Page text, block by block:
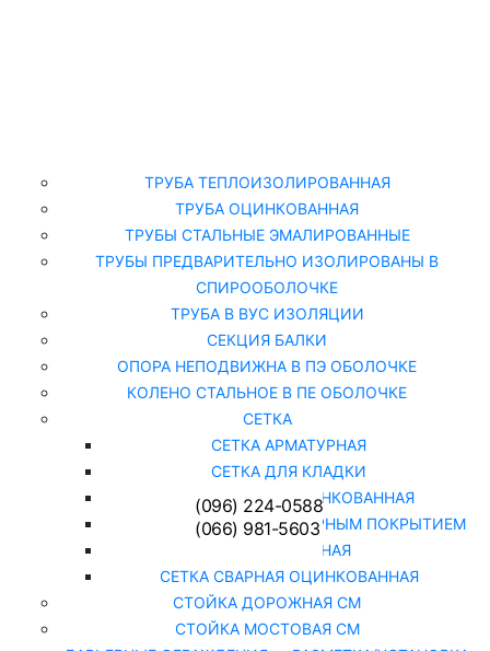
ТРУБА ТЕПЛОИЗОЛИРОВАННАЯ
ТРУБА ОЦИНКОВАННАЯ
ТРУБЫ СТАЛЬНЫЕ ЭМАЛИРОВАННЫЕ
ТРУБЫ ПРЕДВАРИТЕЛЬНО ИЗОЛИРОВАНЫ В
СПИРООБОЛОЧКЕ
ТРУБА В ВУС ИЗОЛЯЦИИ
СЕКЦИЯ БАЛКИ
ОПОРА НЕПОДВИЖНА В ПЭ ОБОЛОЧКЕ
КОЛЕНО СТАЛЬНОЕ В ПЕ ОБОЛОЧКЕ
СЕТКА
СЕТКА АРМАТУРНАЯ
СЕТКА ДЛЯ КЛАДКИ
СЕТКА РАБИЦА ОЦИНКОВАННАЯ
СЕТКА РАБИЦА С ПОЛИМЕРНЫМ ПОКРЫТИЕМ
СЕТКА СВАРНАЯ
СЕТКА СВАРНАЯ ОЦИНКОВАННАЯ
СТОЙКА ДОРОЖНАЯ СМ
СТОЙКА МОСТОВАЯ СМ
(096) 224-0588
(066) 981-5603